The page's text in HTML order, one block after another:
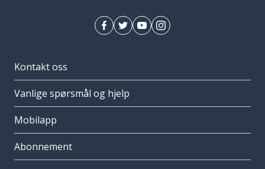
Kontakt oss
Vanlige spørsmål og hjelp
Mobilapp
Abonnement